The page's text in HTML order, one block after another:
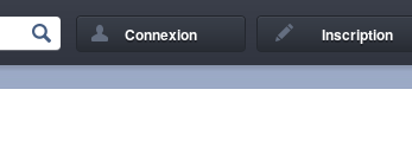
Connexion Inscription